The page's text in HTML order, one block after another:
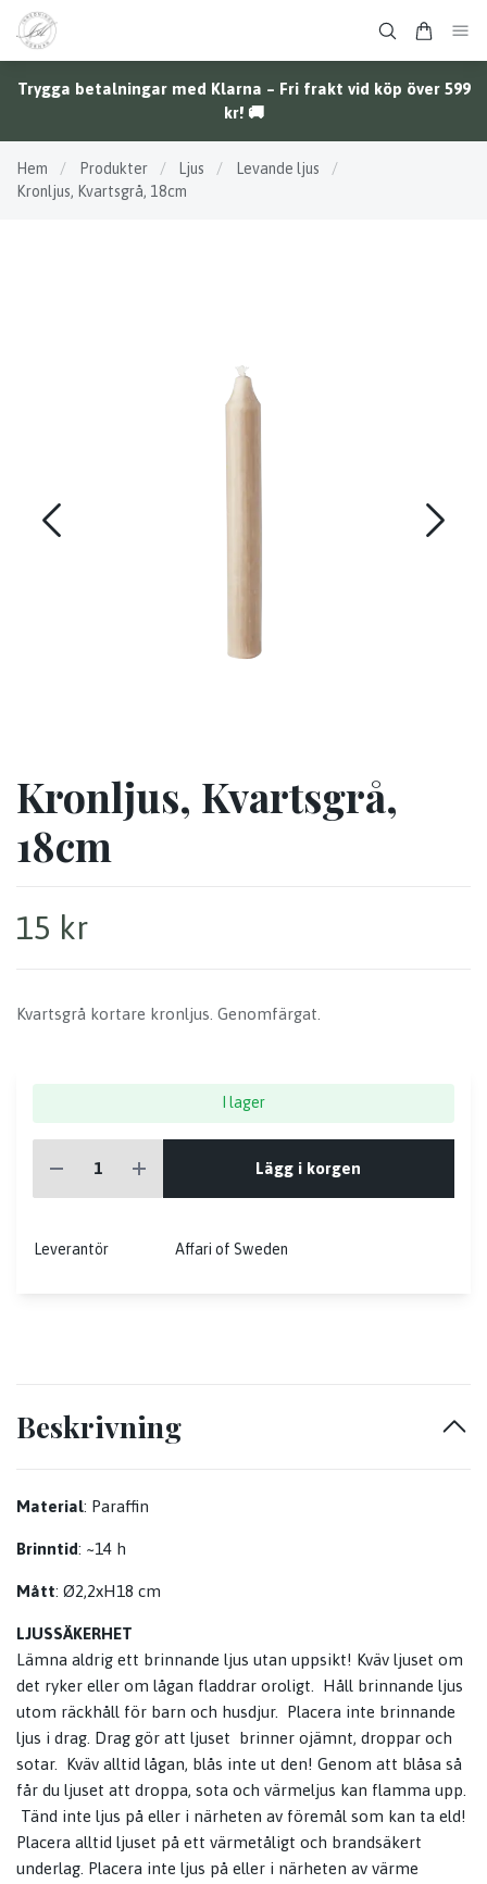
Trygga betalningar med Klarna – Fri frakt vid köp över 599
kr! 🚚
Hem / Produkter / Ljus / Levande ljus
/
Kronljus, Kvartsgrå, 18cm
Kronljus, Kvartsgrå,
18cm
15 kr
Kvartsgrå kortare kronljus. Genomfärgat.
I lager
Lägg i korgen
Leverantör Affari of Sweden
Beskrivning
Material: Paraffin
Brinntid: ~14 h
Mått: Ø2,2xH18 cm
LJUSSÄKERHET
Lämna aldrig ett brinnande ljus utan uppsikt! Kväv ljuset om
det ryker eller om lågan fladdrar oroligt. Håll brinnande ljus
utom räckhåll för barn och husdjur. Placera inte brinnande
ljus i drag. Drag gör att ljuset brinner ojämnt, droppar och
sotar. Kväv alltid lågan, blås inte ut den! Genom att blåsa så
får du ljuset att droppa, sota och värmeljus kan flamma upp.
Tänd inte ljus på eller i närheten av föremål som kan ta eld!
Placera alltid ljuset på ett värmetåligt och brandsäkert
underlag. Placera inte ljus på eller i närheten av värme